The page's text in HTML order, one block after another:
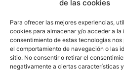
de las cookies
Para ofrecer las mejores experiencias,
cookies para almacenar y/o acceder a la
consentimiento de estas tecnologías
el comportamiento de navegación o las
sitio. No consentir o retirar el
negativamente a ciertas características
926 51 00 33
C. Ángel Luis Cabañas